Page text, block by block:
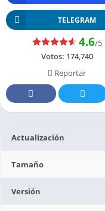
TELEGRAM
4.6/5
Votos: 174,740
Reportar
Actualización
Tamaño
Versión